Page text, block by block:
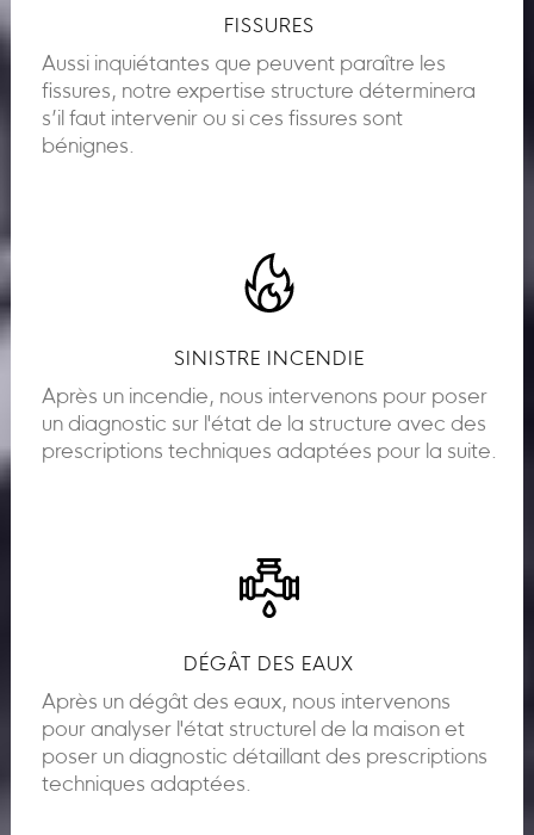
FISSURES
Aussi inquiétantes que peuvent paraître les
fissures, notre expertise structure déterminera
s’il faut intervenir ou si ces fissures sont
bénignes.
SINISTRE INCENDIE
Après un incendie, nous intervenons pour poser
un diagnostic sur l'état de la structure avec des
prescriptions techniques adaptées pour la suite.
DÉGÂT DES EAUX
Après un dégât des eaux, nous intervenons
pour analyser l'état structurel de la maison et
poser un diagnostic détaillant des prescriptions
techniques adaptées.